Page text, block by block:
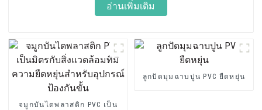
อ่านเพิ่มเติม
จมูกบันไดพลาสติก PVC เป็น
ลูกปัดมุมฉาบปูน PVC ยืดหยุ่น